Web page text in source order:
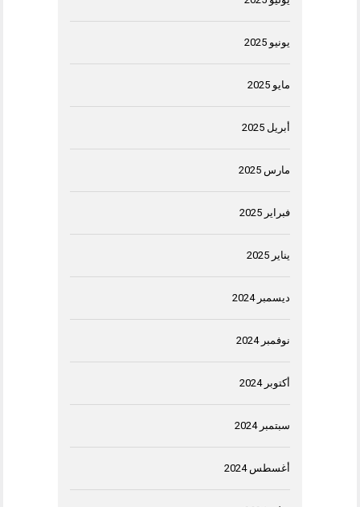
يونيو 2025
مايو 2025
أبريل 2025
مارس 2025
فبراير 2025
يناير 2025
ديسمبر 2024
نوفمبر 2024
أكتوبر 2024
سبتمبر 2024
أغسطس 2024